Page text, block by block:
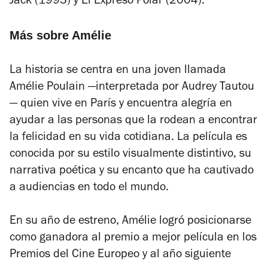
Más sobre Amélie
La historia se centra en una joven llamada
Amélie Poulain —interpretada por Audrey Tautou
— quien vive en París y encuentra alegría en
ayudar a las personas que la rodean a encontrar
la felicidad en su vida cotidiana. La película es
conocida por su estilo visualmente distintivo, su
narrativa poética y su encanto que ha cautivado
a audiencias en todo el mundo.
En su año de estreno, Amélie logró posicionarse
como ganadora al premio a mejor película en los
Premios del Cine Europeo y al año siguiente